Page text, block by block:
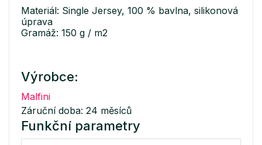
Materiál: Single Jersey, 100 % bavlna, silikonová
úprava
Gramáž: 150 g / m2
Výrobce:
Malfini
Záruční doba: 24 měsíců
Funkční parametry